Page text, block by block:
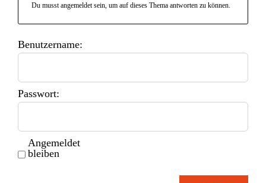
Du musst angemeldet sein, um auf dieses Thema antworten zu können.
Benutzername:
Passwort:
Angemeldet
bleiben